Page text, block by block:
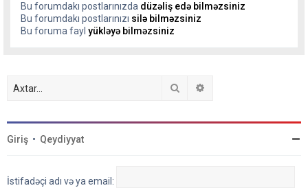
Bu forumdakı postlarınızda düzəliş edə bilməzsiniz
Bu forumdakı postlarınızı silə bilməzsiniz
Bu foruma fayl yükləyə bilməzsiniz
Axtar
Giriş • Qeydiyyat
İstifadəçi adı və ya email: